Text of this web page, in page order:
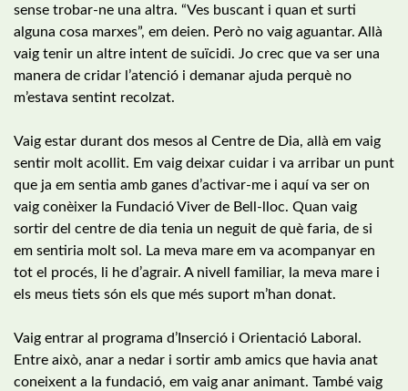
sense trobar-ne una altra. “Ves buscant i quan et surti
alguna cosa marxes”, em deien. Però no vaig aguantar. Allà
vaig tenir un altre intent de suïcidi. Jo crec que va ser una
manera de cridar l’atenció i demanar ajuda perquè no
m’estava sentint recolzat.
Vaig estar durant dos mesos al Centre de Dia, allà em vaig
sentir molt acollit. Em vaig deixar cuidar i va arribar un punt
que ja em sentia amb ganes d’activar-me i aquí va ser on
vaig conèixer la Fundació Viver de Bell-lloc. Quan vaig
sortir del centre de dia tenia un neguit de què faria, de si
em sentiria molt sol. La meva mare em va acompanyar en
tot el procés, li he d’agrair. A nivell familiar, la meva mare i
els meus tiets són els que més suport m’han donat.
Vaig entrar al programa d’Inserció i Orientació Laboral.
Entre això, anar a nedar i sortir amb amics que havia anat
coneixent a la fundació, em vaig anar animant. També vaig